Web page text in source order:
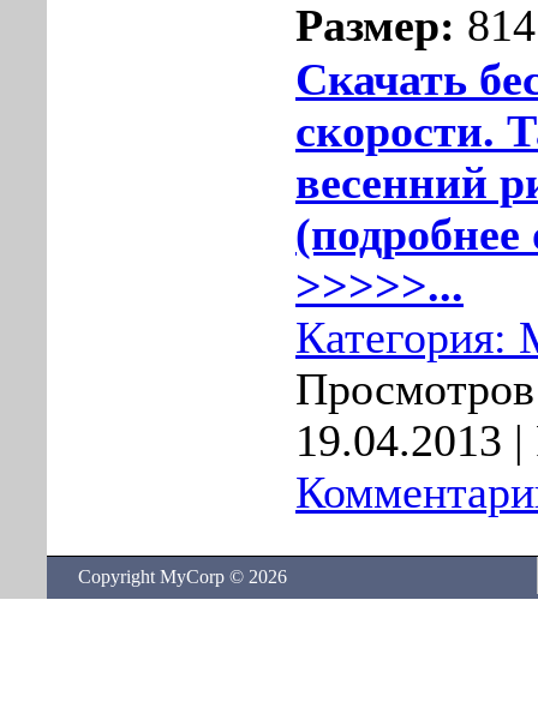
Размер:
Скачать
скорости.
весенний
(подробнее
>>>>>...
Категория:
19.04.2013 |
Copyright MyCorp © 2026